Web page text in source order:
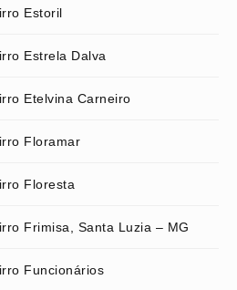
Estoril
Estrela Dalva
Etelvina Carneiro
Floramar
Floresta
Frimisa, Santa Luzia – MG
Funcionários